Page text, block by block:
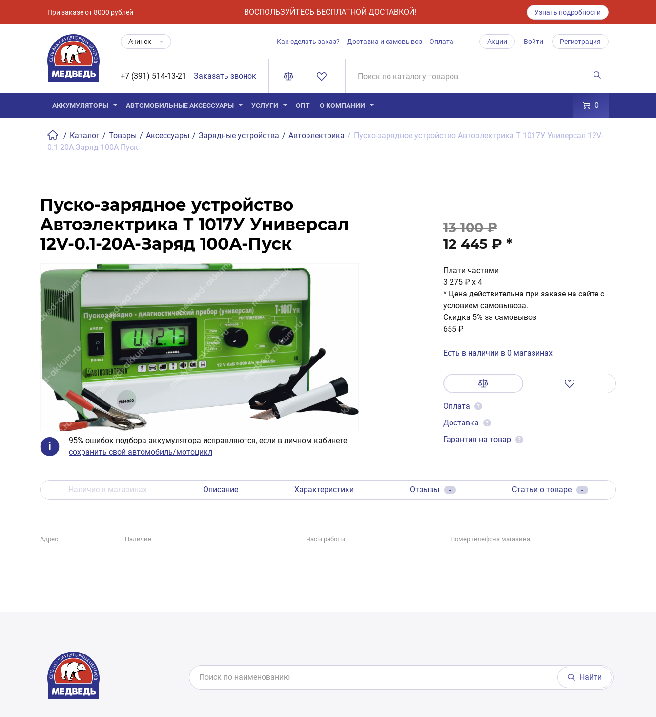
При заказе от 8000 рублей ВОСПОЛЬЗУЙТЕСЬ БЕСПЛАТНОЙ ДОСТАВКОЙ! Узнать подробности
Ачинск Как сделать заказ? Доставка и самовывоз Оплата Акции Войти Регистрация
+7 (391) 514-13-21 Заказать звонок
АККУМУЛЯТОРЫ АВТОМОБИЛЬНЫЕ АКСЕССУАРЫ УСЛУГИ ОПТ О КОМПАНИИ 0
/ Каталог / Товары / Аксессуары / Зарядные устройства / Автоэлектрика / Пуско-зарядное устройство Автоэлектрика Т 1017У Универсал 12V-
0.1-20A-Заряд 100А-Пуск
Пуско-зарядное устройство
Автоэлектрика Т 1017У Универсал
12V-0.1-20A-Заряд 100А-Пуск
95% ошибок подбора аккумулятора исправляются, если в личном кабинете
сохранить свой автомобиль/мотоцикл
13 100 ₽
12 445 ₽ *
Плати частями
3 275 ₽ x 4
* Цена действительна при заказе на сайте с
условием самовывоза.
Скидка 5% за самовывоз
655 ₽
Есть в наличии в 0 магазинах
Оплата ?
Доставка ?
Гарантия на товар ?
Наличие в магазинах Описание Характеристики Отзывы - Статьи о товаре -
Адрес Наличие Часы работы Номер телефона магазина
Найти